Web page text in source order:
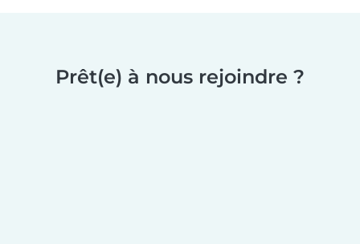
Prêt(e) à nous rejoindre ?